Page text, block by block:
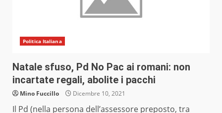
Politica Italiana
Natale sfuso, Pd No Pac ai romani: non
incartate regali, abolite i pacchi
Mino Fuccillo Dicembre 10, 2021
Il Pd (nella persona dell’assessore preposto, tra